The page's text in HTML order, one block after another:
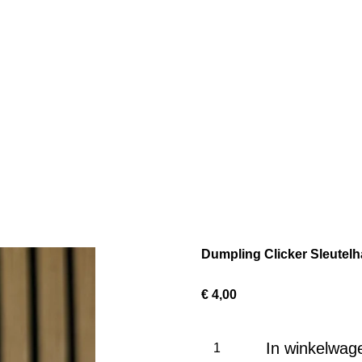
Dumpling Clicker
€ 4,00
In